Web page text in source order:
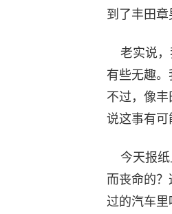
到了丰田章
老实说，
有些无趣。
不过，像
说这事有
今天报纸
而丧命的
过的汽车